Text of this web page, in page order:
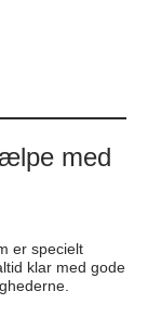
med
er specielt
klar med gode